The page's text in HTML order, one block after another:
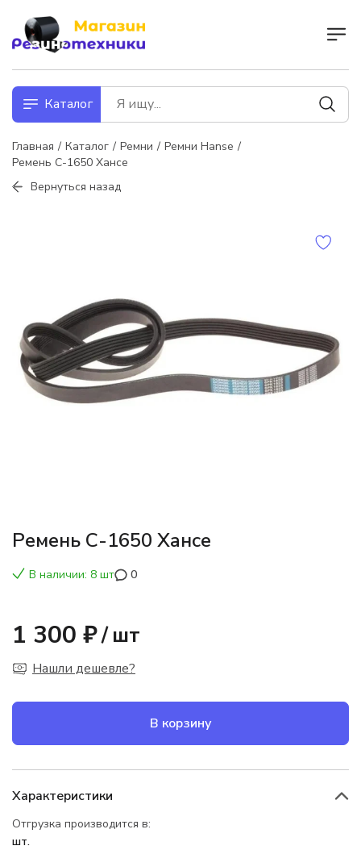
Каталог
Главная Каталог Ремни
Ремни Hanse
Ремень С-1650 Хансе
Вернуться назад
Ремень С-1650 Хансе
В наличии: 8 шт 0
1 300 ₽/ шт
Нашли дешевле?
В корзину
Характеристики
Отгрузка производится в:
шт.